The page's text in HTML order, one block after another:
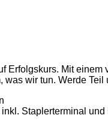
Erfolgskurs. Mit
was wir tun. Werde
Staplerterminal